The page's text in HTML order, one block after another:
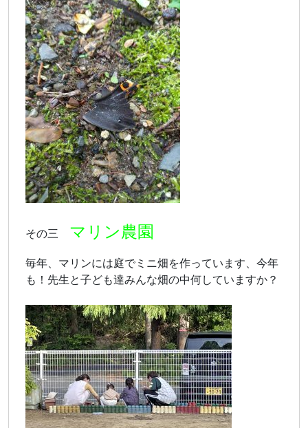
その三 マリン農園
毎年、マリンには庭でミニ畑を作っています、今年
も！先生と子ども達みんな畑の中何していますか？